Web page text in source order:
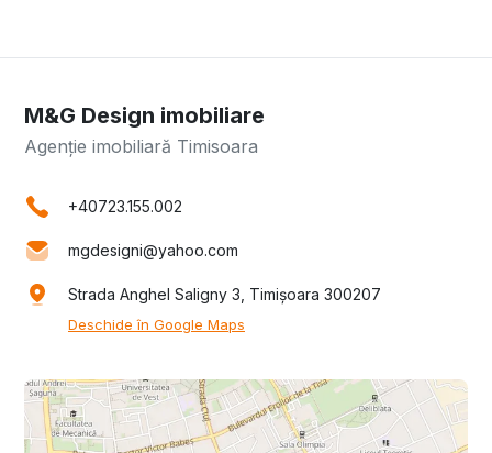
M&G Design imobiliare
Agenție imobiliară Timisoara
+40723.155.002
mgdesigni@yahoo.com
Strada Anghel Saligny 3, Timișoara 300207
Deschide în Google Maps